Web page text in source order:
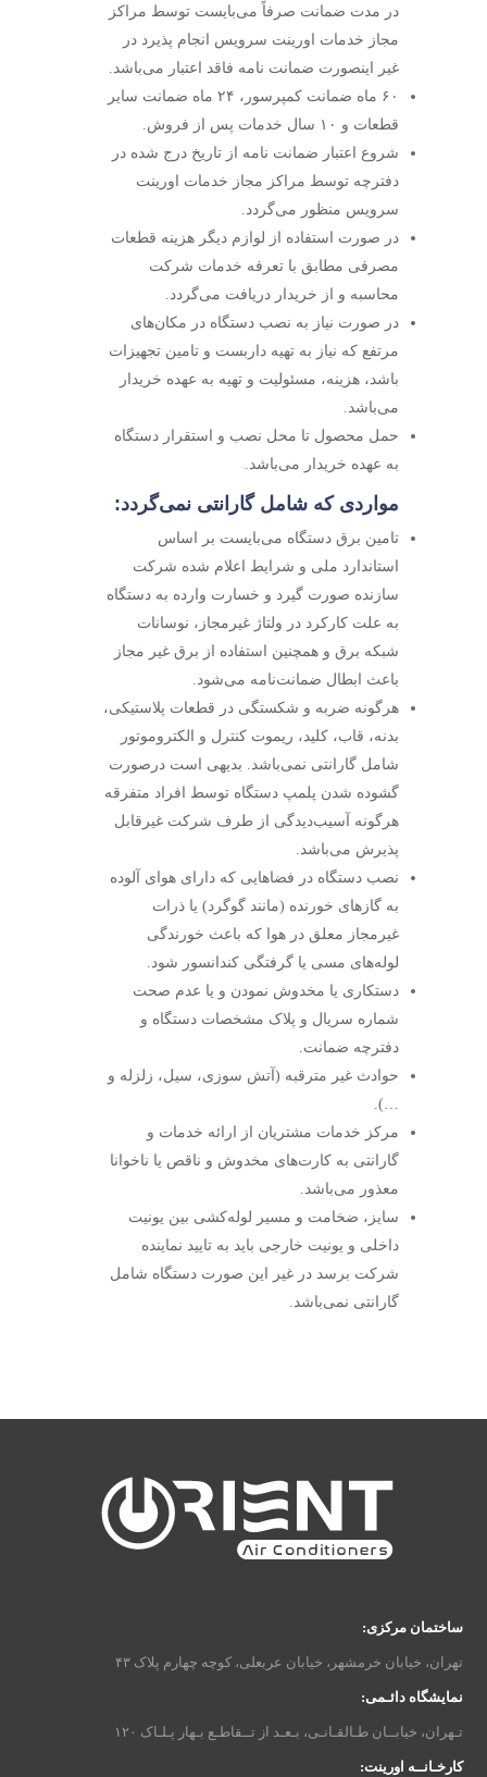
در مدت ضمانت صرفاً می‌بایست توسط مراکز
مجاز خدمات اورینت سرویس انجام پذیرد در
غیر اینصورت ضمانت نامه فاقد اعتبار می‌باشد.
۶۰ ماه ضمانت کمپرسور، ۲۴ ماه ضمانت سایر
قطعات و ۱۰ سال خدمات پس از فروش.
شروع اعتبار ضمانت نامه از تاریخ درج شده در
دفترچه توسط مراکز مجاز خدمات اورینت
سرویس منظور می‌گردد.
در صورت استفاده از لوازم دیگر هزینه قطعات
مصرفی مطابق با تعرفه خدمات شرکت
محاسبه و از خریدار دریافت می‌گردد.
در صورت نیاز به نصب دستگاه در مکان‌های
مرتفع که نیاز به تهیه داربست و تامین تجهیزات
باشد، هزینه، مسئولیت و تهیه به عهده خریدار
می‌باشد.
حمل محصول تا محل نصب و استقرار دستگاه
به عهده خریدار می‌باشد.
مواردی که شامل گارانتی نمی‌گردد:
تامین برق دستگاه می‌بایست بر اساس
استاندارد ملی و شرایط اعلام شده شرکت
سازنده صورت گیرد و خسارت وارده به دستگاه
به علت کارکرد در ولتاژ غیرمجاز، نوسانات
شبکه برق و همچنین استفاده از برق غیر مجاز
باعث ابطال ضمانت‌نامه می‌شود.
هرگونه ضربه و شکستگی در قطعات پلاستیکی،
بدنه، قاب، کلید، ریموت کنترل و الکتروموتور
شامل گارانتی نمی‌باشد. بدیهی است درصورت
گشوده شدن پلمپ دستگاه توسط افراد متفرقه
هرگونه آسیب‌دیدگی از طرف شرکت غیرقابل
پذیرش می‌باشد.
نصب دستگاه در فضاهایی که دارای هوای آلوده
به گازهای خورنده (مانند گوگرد) یا ذرات
غیرمجاز معلق در هوا که باعث خورندگی
لوله‌های مسی یا گرفتگی کندانسور شود.
دستکاری یا مخدوش نمودن و یا عدم صحت
شماره سریال و پلاک مشخصات دستگاه و
دفترچه ضمانت.
حوادث غیر مترقبه (آتش سوزی، سیل، زلزله و
…).
مرکز خدمات مشتریان از ارائه خدمات و
گارانتی به کارت‌های مخدوش و ناقص یا ناخوانا
معذور می‌باشد.
سایز، ضخامت و مسیر لوله‌کشی بین یونیت
داخلی و یونیت خارجی باید به تایید نماینده
شرکت برسد در غیر این صورت دستگاه شامل
گارانتی نمی‌باشد.
ساختمان مرکزی:
تهران، خیابان خرمشهر، خیابان عربعلی، کوچه چهارم پلاک ۴۳
نمایشگاه دائـمی:
تـهران، خیابــان طـالقـانـی، بـعـد از تــقاطـع بـهار پـلـاک ۱۲۰
کارخـانــه اورینت: